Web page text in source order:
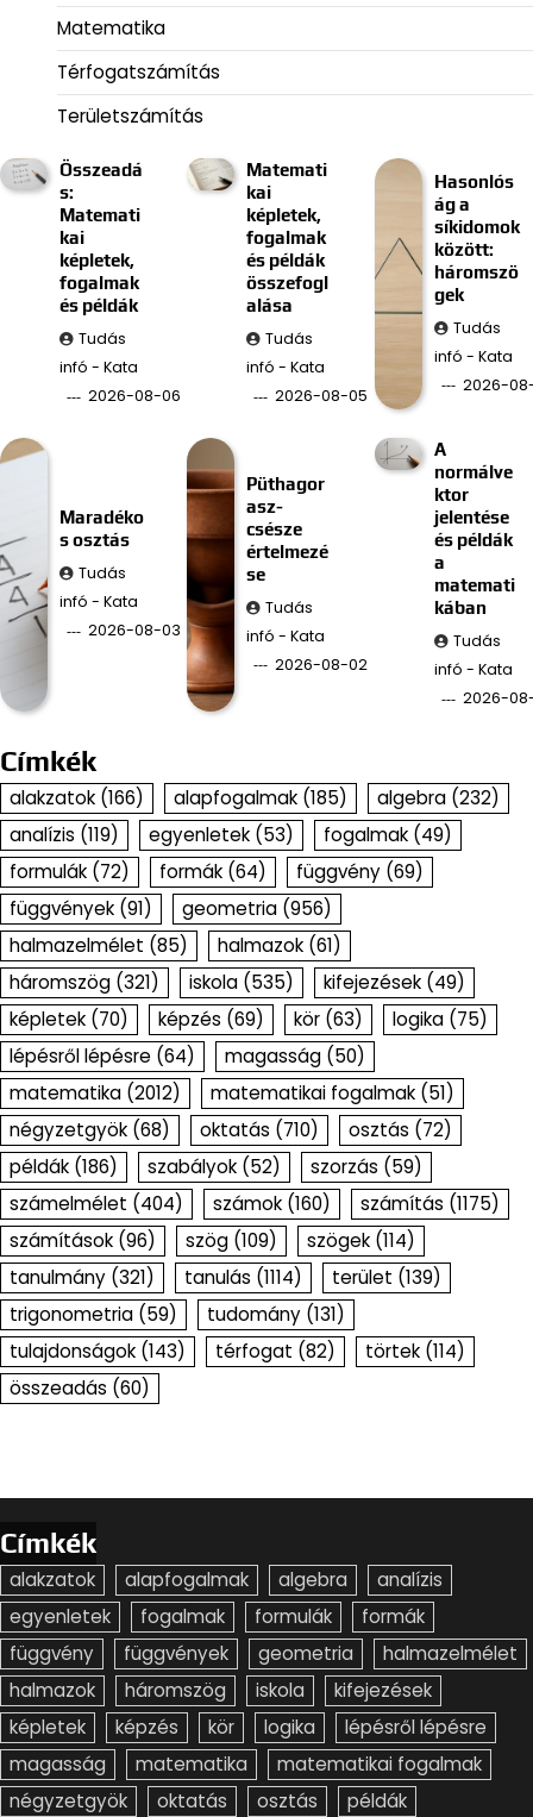
Matematika
Térfogatszámítás
Területszámítás
Összeadá
s:
Matemati
kai
képletek,
fogalmak
és példák
Tudás
infó - Kata
2026-08-06
Matemati
kai
képletek,
fogalmak
és példák
összefogl
alása
Tudás
infó - Kata
2026-08-05
Hasonlós
ág a
síkidomok
között:
háromszö
gek
Tudás
infó - Kata
2026-
Maradéko
s osztás
Tudás
infó - Kata
2026-08-03
Püthagor
asz-
csésze
értelmezé
se
Tudás
infó - Kata
2026-08-02
A
normálve
ktor
jelentése
és példák
a
matemati
kában
Tudás
infó - Kata
2026-
Címkék
alakzatok (166) alapfogalmak (185) algebra (232)
analízis (119) egyenletek (53) fogalmak (49)
formulák (72) formák (64) függvény (69)
függvények (91) geometria (956)
halmazelmélet (85) halmazok (61)
háromszög (321) iskola (535) kifejezések (49)
képletek (70) képzés (69) kör (63) logika (75)
lépésről lépésre (64) magasság (50)
matematika (2012) matematikai fogalmak (51)
négyzetgyök (68) oktatás (710) osztás (72)
példák (186) szabályok (52) szorzás (59)
számelmélet (404) számok (160) számítás (1175)
számítások (96) szög (109) szögek (114)
tanulmány (321) tanulás (1114) terület (139)
trigonometria (59) tudomány (131)
tulajdonságok (143) térfogat (82) törtek (114)
összeadás (60)
Címkék
alakzatok alapfogalmak algebra
analízis
egyenletek
fogalmak formulák
formák
függvény
függvények geometria
halmazelmélet
halmazok
háromszög iskola
kifejezések
képletek
képzés kör logika
lépésről lépésre
magasság
matematika
matematikai fogalmak
négyzetgyök
oktatás osztás
példák